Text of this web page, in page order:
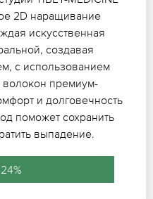
2D наращивание
искусственная
создавая
с использованием
волокон премиум-
и долговечность
поможет сохранить
выпадение.